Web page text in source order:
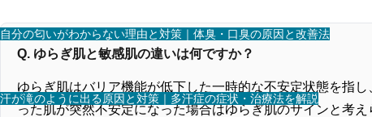
自分の匂いがわからない理由と対策｜体臭・口臭の原因と改善法
汗が滝のように出る原因と対策｜多汗症の症状・治療法を解説
Q. ゆらぎ肌と敏感肌の違いは何ですか？
ゆらぎ肌はバリア機能が低下した一時的な不安定状態を指
った肌が突然不安定になった場合はゆらぎ肌のサインと考え